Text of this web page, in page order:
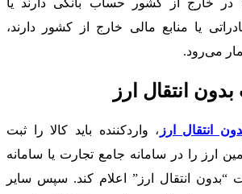
خارج از کشور حساب بانکی دارند یا
یا منابع مالی خارج از کشور دارند،
می‌رود.
انتقال ارز
انتقال ارز ، واردکننده باید کالا را ثبت
ارز را در سامانه جامع تجارت یا سامانه
انتقال ارز” اعلام کند. سپس سایر